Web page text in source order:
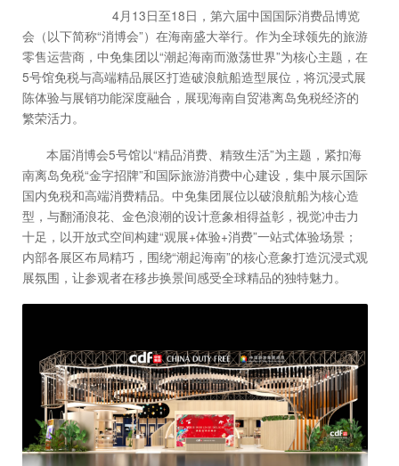
4月13日至18日，第六届中国国际消费品博览
会（以下简称“消博会”）在海南盛大举行。作为全球领先的旅游
零售运营商，中免集团以“潮起海南而激荡世界”为核心主题，在
5号馆免税与高端精品展区打造破浪航船造型展位，将沉浸式展
陈体验与展销功能深度融合，展现海南自贸港离岛免税经济的
繁荣活力。
本届消博会5号馆以“精品消费、精致生活”为主题，紧扣海
南离岛免税“金字招牌”和国际旅游消费中心建设，集中展示国际
国内免税和高端消费精品。中免集团展位以破浪航船为核心造
型，与翻涌浪花、金色浪潮的设计意象相得益彰，视觉冲击力
十足，以开放式空间构建“观展+体验+消费”一站式体验场景；
内部各展区布局精巧，围绕“潮起海南”的核心意象打造沉浸式观
展氛围，让参观者在移步换景间感受全球精品的独特魅力。